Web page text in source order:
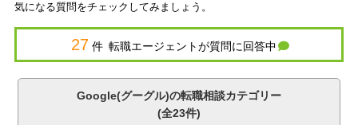
気になる質問をチェックしてみましょう。
27 件 転職エージェントが質問に回答中
Google(グーグル)の転職相談カテゴリー
(全23件)